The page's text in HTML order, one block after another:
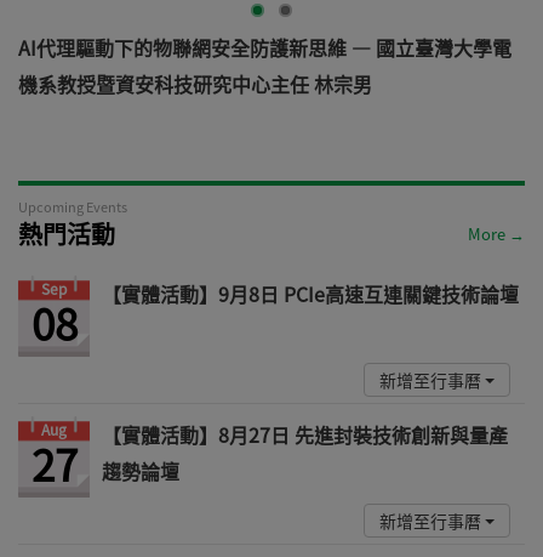
AI代理驅動下的物聯網安全防護新思維 — 國立臺灣大學電
機系教授暨資安科技研究中心主任 林宗男
Upcoming Events
熱門活動 More →
Sep
08 【實體活動】9月8日 PCIe高速互連關鍵技術論壇
新增至行事曆
Aug
27
【實體活動】8月27日 先進封裝技術創新與量產
趨勢論壇
新增至行事曆